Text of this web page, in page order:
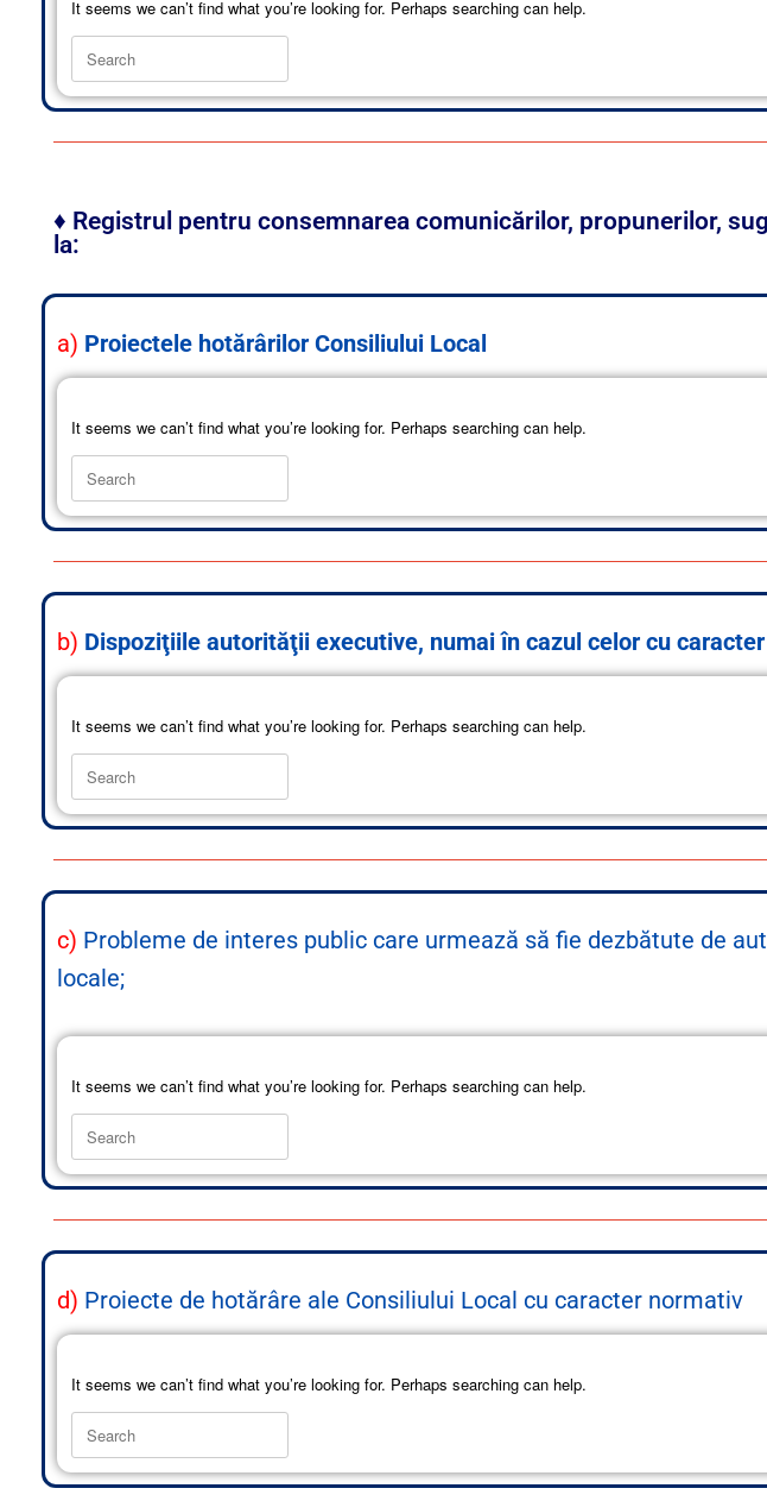
It seems we can’t find what you’re looking for. Perhaps searching can help.
♦ Registrul pentru consemnarea comunicărilor, propunerilor,
la:
a) Proiectele hotărârilor Consiliului Local
It seems we can’t find what you’re looking for. Perhaps searching can help.
b) Dispoziţiile autorităţii executive, numai în cazul celor cu
It seems we can’t find what you’re looking for. Perhaps searching can help.
c) Probleme de interes public care urmează să fie dezbătute de
locale;
It seems we can’t find what you’re looking for. Perhaps searching can help.
d) Proiecte de hotărâre ale Consiliului Local cu caracter normativ
It seems we can’t find what you’re looking for. Perhaps searching can help.